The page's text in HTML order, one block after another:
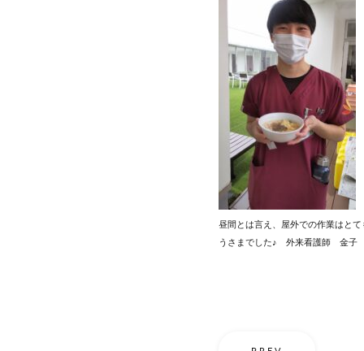
昼間とは言え、屋外での作業はと
うさまでした♪ 外来看護師 金子